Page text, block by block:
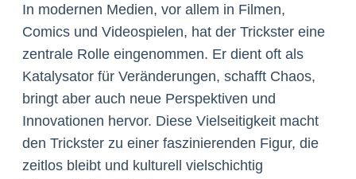
In modernen Medien, vor allem in Filmen,
Comics und Videospielen, hat der Trickster eine
zentrale Rolle eingenommen. Er dient oft als
Katalysator für Veränderungen, schafft Chaos,
bringt aber auch neue Perspektiven und
Innovationen hervor. Diese Vielseitigkeit macht
den Trickster zu einer faszinierenden Figur, die
zeitlos bleibt und kulturell vielschichtig